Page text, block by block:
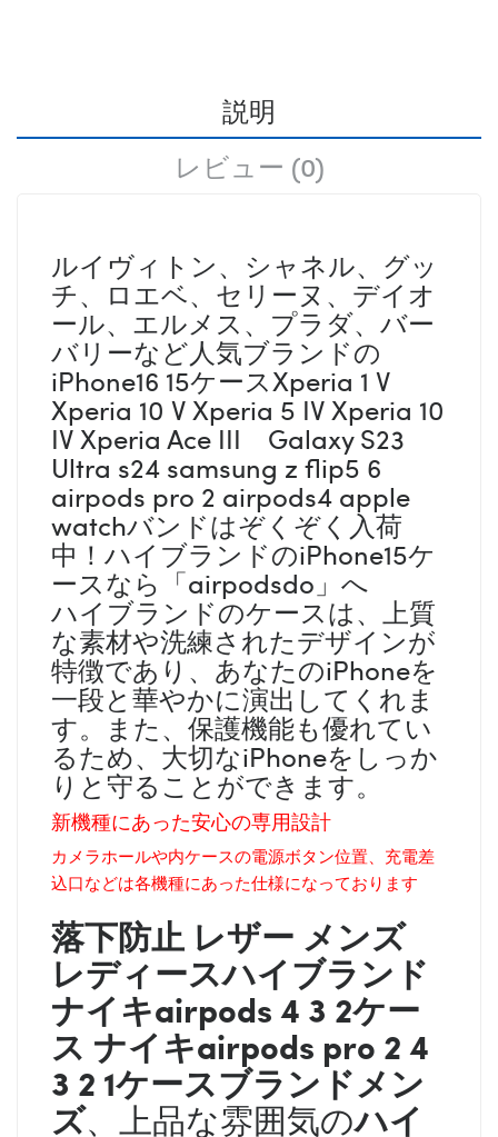
説明
レビュー (0)
ルイヴィトン、シャネル、グッ
チ、ロエベ、セリーヌ、デイオ
ール、エルメス、プラダ、バー
バリーなど人気ブランドの
iPhone16 15ケースXperia 1 V
Xperia 10 V Xperia 5 IV Xperia 10
IV Xperia Ace III Galaxy S23
Ultra s24 samsung z flip5 6
airpods pro 2 airpods4 apple
watchバンドはぞくぞく入荷
中！ハイブランドのiPhone15ケ
ースなら「airpodsdo」へ
ハイブランドのケースは、上質
な素材や洗練されたデザインが
特徴であり、あなたのiPhoneを
一段と華やかに演出してくれま
す。また、保護機能も優れてい
るため、大切なiPhoneをしっか
りと守ることができます。
新機種にあった安心の専用設計
カメラホールや内ケースの電源ボタン位置、充電差
込口などは各機種にあった仕様になっております
落下防止 レザー メンズ
レディースハイブランド
ナイキairpods 4 3 2ケー
ス ナイキairpods pro 2 4
3 2 1ケースブランドメン
ズ、上品な雰囲気のハイ